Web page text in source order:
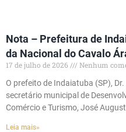
Nota – Prefeitura de
da Nacional do Cavalo
17 de julho de 2026
Nenhum
O prefeito de Indaiatuba (SP),
secretário municipal de
Comércio e Turismo, José
Leia mais»